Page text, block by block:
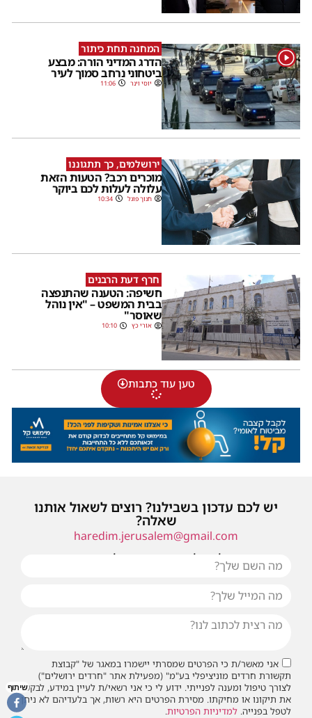
1 המחנה תחת כיתור
הדרג המדיני הורה: מבצע
ביטחוני נרחב סמוך לעיר
יוסי וינר 11:06
ירושלמים, כך תתגוננו
מוכרים רכב? הטעות הזאת
עלולה לעלות לכם ביוקר
חנוך פוגל 10:34
חרף דעת הרבנים
חשיפה: הטענה שהתנפצה
בבית המשפט – "אין נוהל
שאוסר"
אורי כץ 10:10
טען עוד כתבות
יש לכם עדכון בשבילנו? רוצים לשאול אותנו
שאלה?
haredim.jerusalem@gmail.com
או שילחו אלינו פנייה ונחזור אליכם בהקדם
אני מאשר/ת כי הפרטים שמסרתי יישמרו במאגר של "קבוצת
תקשורת חרדים מוניציפלי בע"מ" (מפעילת אתר "חרדים ירושלים")
לצורך טיפול ומענה לפנייתי. ידוע לי כי אני רשאי/ת לעיין במידע, לבקש
את תיקונו או מחיקתו. מסירת הפרטים היא רשות, אך בלעדיהם לא ניתן
לטפל בפנייה. למדיניות הפרטיות.
שיתוף